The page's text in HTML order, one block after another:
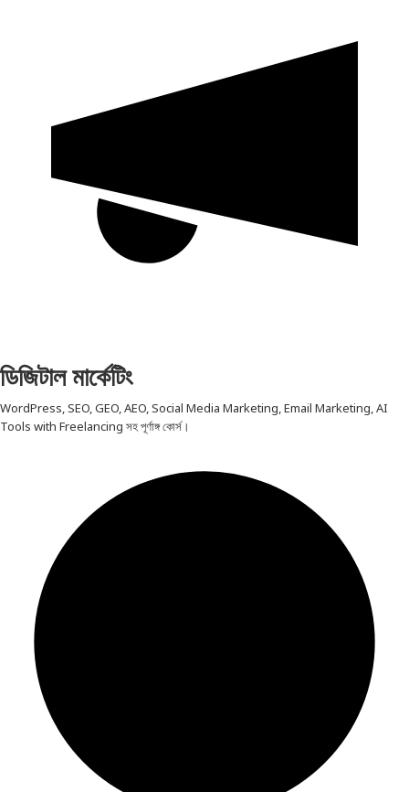
ডিজিটাল মার্কেটিং
WordPress, SEO, GEO, AEO, Social Media Marketing, Email Marketing, AI
Tools with Freelancing সহ পূর্ণাঙ্গ কোর্স।